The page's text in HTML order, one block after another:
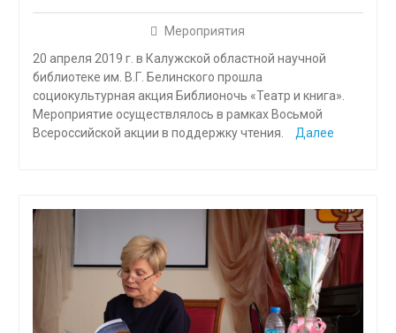
Мероприятия
20 апреля 2019 г. в Калужской областной научной
библиотеке им. В.Г. Белинского прошла
социокультурная акция Библионочь «Театр и книга».
Мероприятие осуществлялось в рамках Восьмой
Всероссийской акции в поддержку чтения.
Далее